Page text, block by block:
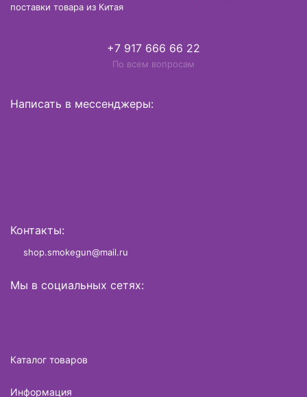
поставки товара из Китая
+7 917 666 66 22
По всем вопросам
Написать в мессенджеры:
Контакты:
shop.smokegun@mail.ru
Мы в социальных сетях:
Каталог товаров
Информация